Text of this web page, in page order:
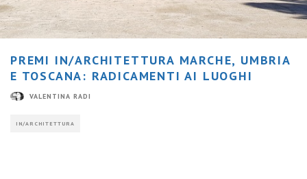
PREMI IN/ARCHITETTURA MARCHE, UMBRIA
E TOSCANA: RADICAMENTI AI LUOGHI
VALENTINA RADI
IN/ARCHITETTURA